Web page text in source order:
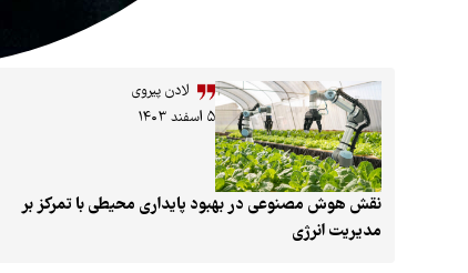
لادن پیروی
۵ اسفند ۱۴۰۳
نقش هوش مصنوعی در بهبود پایداری محیطی با تمرکز بر
مدیریت انرژی